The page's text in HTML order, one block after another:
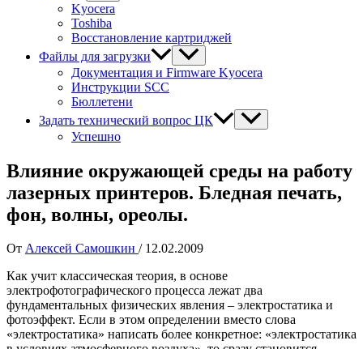
Kyocera
Toshiba
Восстановление картриджей
Файлы для загрузки
Документация и Firmware Kyocera
Инструкции SCC
Бюллетени
Задать технический вопрос ЦК
Успешно
Влияние окружающей среды на работу
лазерных принтеров. Бледная печать,
фон, волны, ореолы.
От Алексей Самошкин / 12.02.2009
Как учит классическая теория, в основе
электрофотографического процесса лежат два
фундаментальных физических явления – электростатика и
фотоэффект. Если в этом определении вместо слова
«электростатика» написать более конкретное: «электростатика